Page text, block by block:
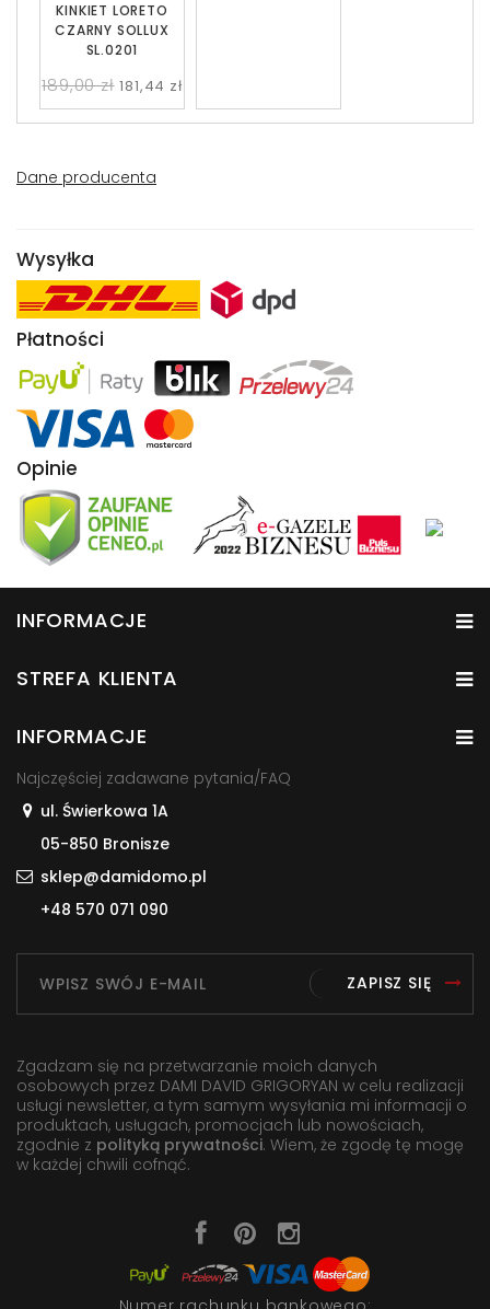
KINKIET LORETO
CZARNY SOLLUX
SL.0201
189,00 zł 181,44 zł
Dane producenta
Wysyłka
Płatności
Opinie
INFORMACJE
STREFA KLIENTA
INFORMACJE
Najczęściej zadawane pytania/FAQ
ul. Świerkowa 1A
05-850 Bronisze
sklep@damidomo.pl
+48 570 071 090
ZAPISZ SIĘ
Zgadzam się na przetwarzanie moich danych
osobowych przez DAMI DAVID GRIGORYAN w celu realizacji
usługi newsletter, a tym samym wysyłania mi informacji o
produktach, usługach, promocjach lub nowościach,
zgodnie z polityką prywatności. Wiem, że zgodę tę mogę
w każdej chwili cofnąć.